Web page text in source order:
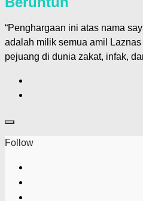
“Penghargaan ini atas nama
adalah milik semua amil
pejuang di dunia zakat, infak,
Follow